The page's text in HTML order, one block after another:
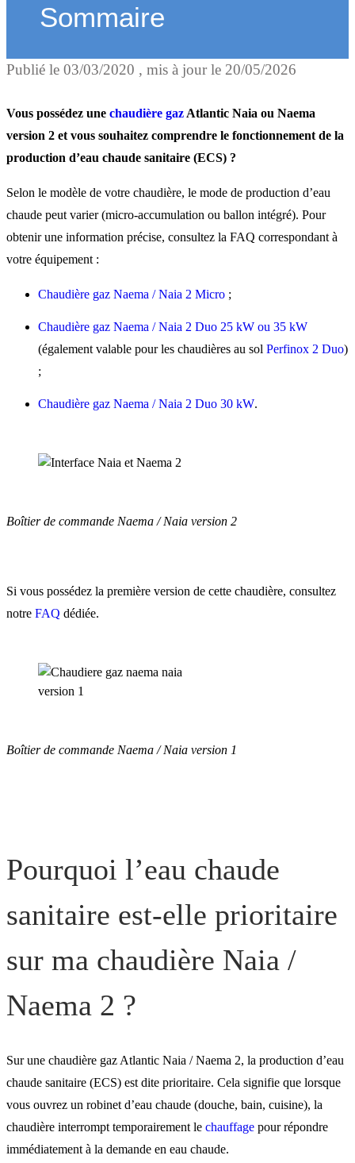
Sommaire
Pourquoi l’eau chaude
sanitaire est-elle prioritaire
sur ma chaudière Naia /
Naema 2 ?
Quelle température d’eau
chaude régler sur une
Comment optimiser la
sanitaire ?
Publié le 03/03/2020 , mis à jour le 20/05/2026
Vous possédez une chaudière gaz Atlantic Naia ou Naema
version 2 et vous souhaitez comprendre le fonctionnement de la
production d’eau chaude sanitaire (ECS) ?
Selon le modèle de votre chaudière, le mode de production d’eau
chaude peut varier (micro-accumulation ou ballon intégré). Pour
obtenir une information précise, consultez la FAQ correspondant à
votre équipement :
Chaudière gaz Naema / Naia 2 Micro ;
Chaudière gaz Naema / Naia 2 Duo 25 kW ou 35 kW
(également valable pour les chaudières au sol Perfinox 2 Duo)
;
Chaudière gaz Naema / Naia 2 Duo 30 kW.
Boîtier de commande Naema / Naia version 2
Si vous possédez la première version de cette chaudière, consultez
notre FAQ dédiée.
Boîtier de commande Naema / Naia version 1
Pourquoi l’eau chaude
sanitaire est-elle prioritaire
sur ma chaudière Naia /
Naema 2 ?
Sur une chaudière gaz Atlantic Naia / Naema 2, la production d’eau
chaude sanitaire (ECS) est dite prioritaire. Cela signifie que lorsque
vous ouvrez un robinet d’eau chaude (douche, bain, cuisine), la
chaudière interrompt temporairement le chauffage pour répondre
immédiatement à la demande en eau chaude.